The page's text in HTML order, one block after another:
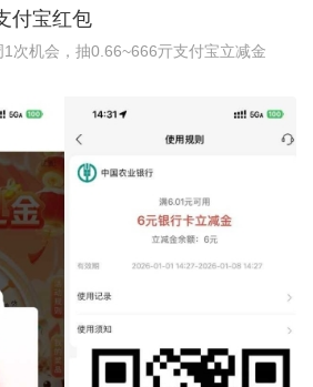
付宝红包
次机会，抽0.66~666亓支付宝立减金